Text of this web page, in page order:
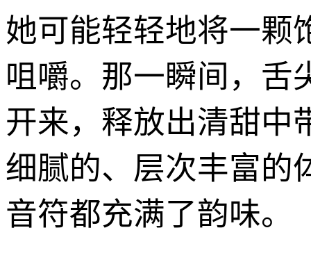
她可能轻轻地将一颗
咀嚼。那一瞬间，舌
开来，释放出清甜中
细腻的、层次丰富的
音符都充满了韵味。